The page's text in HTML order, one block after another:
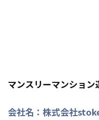
マンスリーマンション
会社名： 株式会社